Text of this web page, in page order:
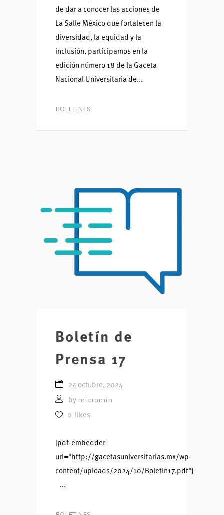
de dar a conocer las acciones de
La Salle México que fortalecen la
diversidad, la equidad y la
inclusión, participamos en la
edición número 18 de la Gaceta
Nacional Universitaria de...
BOLETINES
Boletín de
Prensa 17
24 octubre, 2024
by micromin
0 likes
[pdf-embedder
url="http://gacetasuniversitarias.mx/wp-
content/uploads/2024/10/Boletin17.pdf"]
...